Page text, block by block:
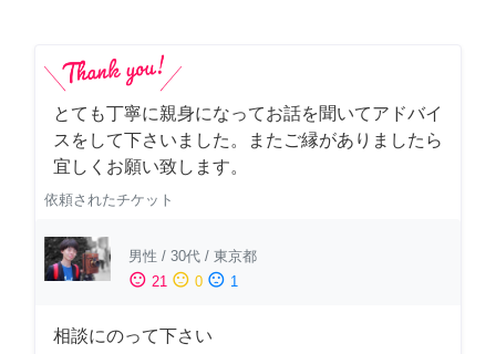
とても丁寧に親身になってお話を聞いてアドバイ
スをして下さいました。またご縁がありましたら
宜しくお願い致します。
依頼されたチケット
男性 / 30代 / 東京都
sentiment_satisfied 21 sentiment_neutral 0 sentiment_dissatisfied 1
相談にのって下さい